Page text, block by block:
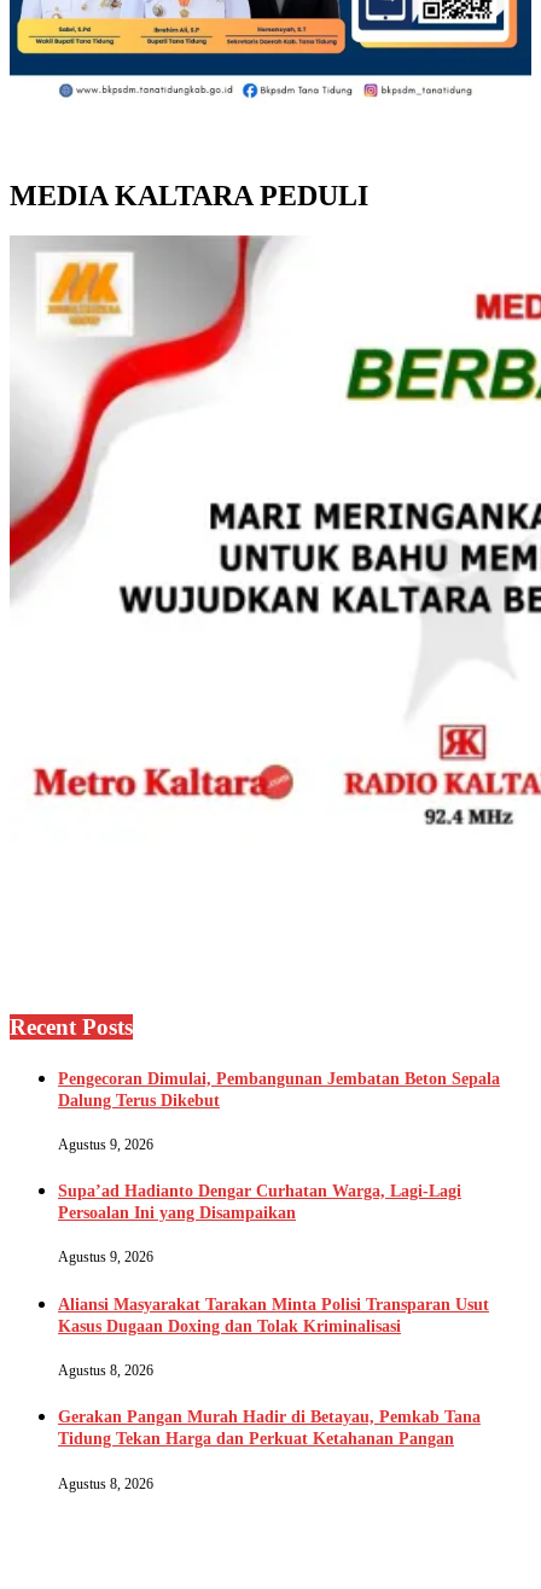
MEDIA KALTARA PEDULI
Recent Posts
Pengecoran Dimulai, Pembangunan Jembatan Beton Sepala
Dalung Terus Dikebut
Agustus 9, 2026
Supa’ad Hadianto Dengar Curhatan Warga, Lagi-Lagi
Persoalan Ini yang Disampaikan
Agustus 9, 2026
Aliansi Masyarakat Tarakan Minta Polisi Transparan Usut
Kasus Dugaan Doxing dan Tolak Kriminalisasi
Agustus 8, 2026
Gerakan Pangan Murah Hadir di Betayau, Pemkab Tana
Tidung Tekan Harga dan Perkuat Ketahanan Pangan
Agustus 8, 2026